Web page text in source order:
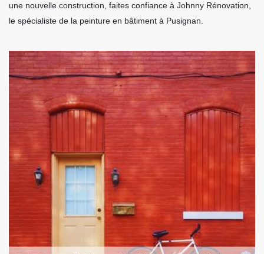
une nouvelle construction, faites confiance à Johnny Rénovation,
le spécialiste de la peinture en bâtiment à Pusignan.